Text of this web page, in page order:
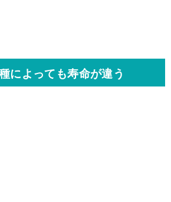
によっても寿命が違う